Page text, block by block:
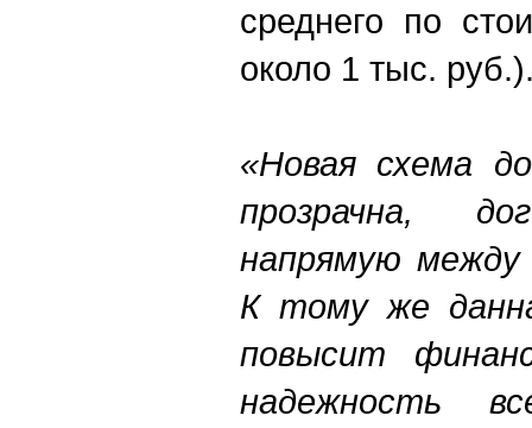
среднего по
около 1 тыс.
«Новая схема
прозрачна,
напрямую
К тому же
повысит
надежность